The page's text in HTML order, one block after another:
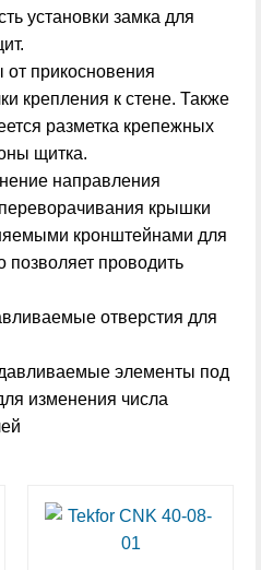
установки замка для
прикосновения
крепления к стене. Также
разметка крепежных
щитка.
направления
крышки
кронштейнами для
позволяет проводить
отверстия для
элементы под
изменения числа